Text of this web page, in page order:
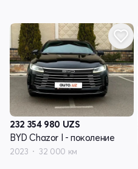
232 354 980 UZS
BYD Chazor I - поколение
2023 32 000 км